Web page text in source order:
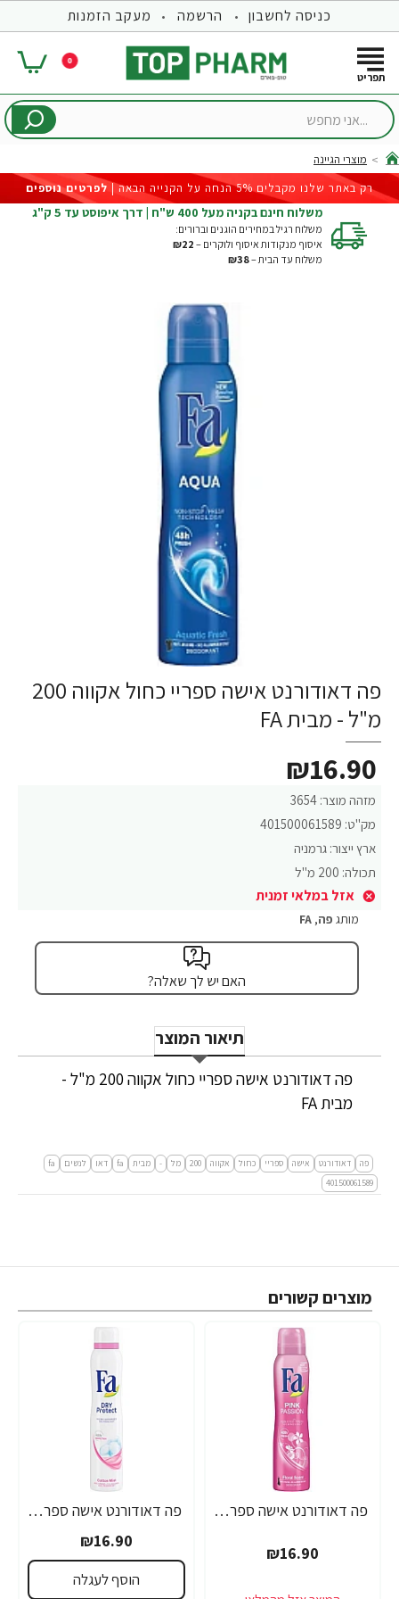
כניסה לחשבון הרשמה מעקב הזמנות
0
...אני
home
מוצרי הגיינה
רק באתר שלנו מקבלים 5% הנחה על הקנייה הבאה |
לפרטים נוספים
משלוח חינם בקניה מעל 400 ש"ח | דרך איפוסט עד 5 ק"ג
משלוח רגיל במחירים הוגנים וברורים:
איסוף מנקודות איסוף ולוקרים – ₪22
משלוח עד הבית –₪38
פה דאודורנט אישה ספריי כחול אקווה 200
מ"ל - מבית FA
מזהה מוצר: 3654
מק"ט: 401500061589
ארץ ייצור: גרמניה
תכולה: 200 מ"ל
אזל במלאי זמנית
₪16.90
מותג פה,
FA
האם יש לך שאלה?
תיאור המוצר
פה דאודורנט אישה ספריי כחול אקווה 200 מ"ל -
מבית FA
פה דאודורנט אישה ספריי כחול אקווה 200 מל - מבית fa דאו לנשים
fa
401500061589
מוצרים קשורים
פה דאודורנט אישה ספריי ורוד פינק 200 מ"ל - מבית FA
₪16.90
פה דאודורנט אישה ספריי כותנה 200 מ"ל - מבית FA
₪16.90
הוסף לעגלה